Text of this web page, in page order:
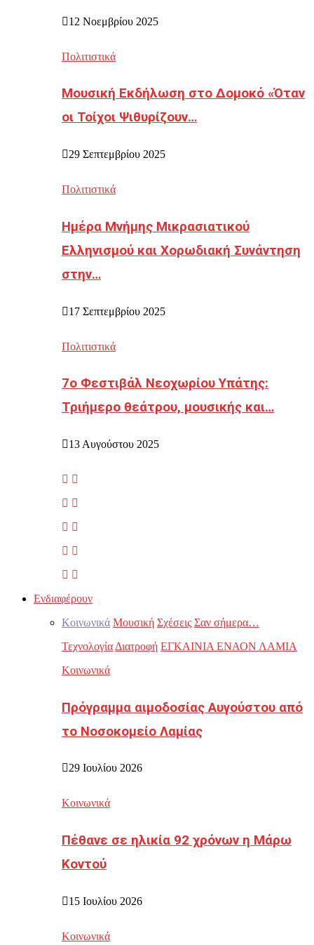
12 Νοεμβρίου 2025
Πολιτιστικά
Μουσική Εκδήλωση στο Δομοκό «Όταν
οι Τοίχοι Ψιθυρίζουν…
29 Σεπτεμβρίου 2025
Πολιτιστικά
Ημέρα Μνήμης Μικρασιατικού
Ελληνισμού και Χορωδιακή Συνάντηση
στην…
17 Σεπτεμβρίου 2025
Πολιτιστικά
7ο Φεστιβάλ Νεοχωρίου Υπάτης:
Τριήμερο θεάτρου, μουσικής και…
13 Αυγούστου 2025
Ενδιαφέρουν
Κοινωνικά Μουσική Σχέσεις Σαν σήμερα…
Τεχνολογία Διατροφή ΕΓΚΑΙΝΙΑ ΕΝΑΟΝ ΛΑΜΙΑ
Κοινωνικά
Πρόγραμμα αιμοδοσίας Αυγούστου από
το Νοσοκομείο Λαμίας
29 Ιουλίου 2026
Κοινωνικά
Πέθανε σε ηλικία 92 χρόνων η Μάρω
Κοντού
15 Ιουλίου 2026
Κοινωνικά